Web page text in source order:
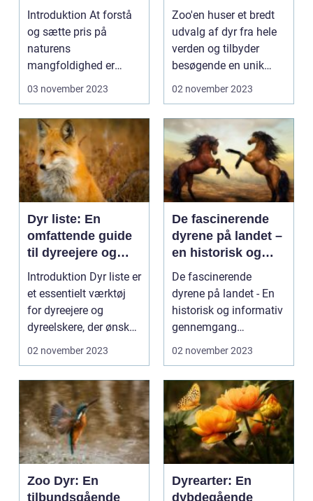
naturens
mangfoldighed
Introduktion At forstå
og sætte pris på
naturens
mangfoldighed er
essentielt for alle
03 november 2023
Europas ældste
zoologiske haver
og en populær
attraktion i
Danmarks
hovedstad
Zoo'en huser et bredt
udvalg af dyr fra hele
verden og tilbyder
besøgende en unik
mulighed for at ko...
02 november 2023
Dyr liste: En
omfattende guide
til dyreejere og
dyreelskere
Introduktion Dyr liste er
et essentielt værktøj
for dyreejere og
dyreelskere, der ønsker
at holde st...
02 november 2023
De fascinerende
dyrene på landet –
en historisk og
informativ
gennemgang
De fascinerende
dyrene på landet - En
historisk og informativ
gennemgang
Introduktion til dyrene
02 november 2023
Zoo Dyr: En
tilbundsgående
Dyrearter: En
dybdegående